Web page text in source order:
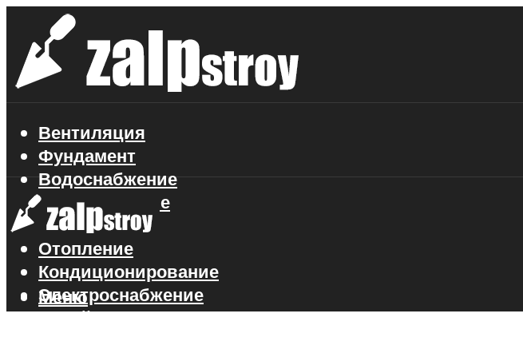
Вентиляция
Фундамент
Водоснабжение
Газоснабжение
Канализация
Отопление
Кондиционирование
Электроснабжение
Стройматериалы
Меню